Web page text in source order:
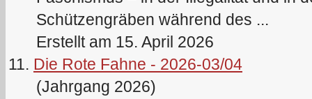
Schützengräben während des ...
Erstellt am 15. April 2026
11. Die Rote Fahne - 2026-03/04
(Jahrgang 2026)